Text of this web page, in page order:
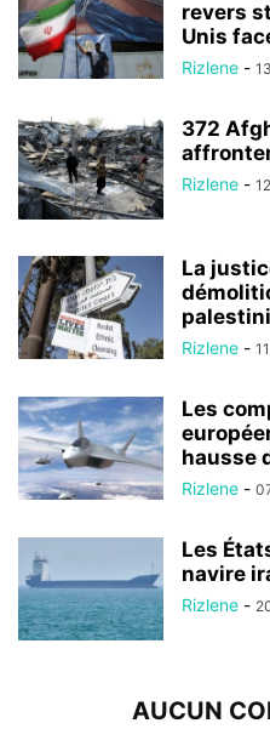
revers
Unis
Rizlene -
372
Rizlene -
La
Rizlene -
Les
hausse
Rizlene -
Les
navire
Rizlene -
AUCUN